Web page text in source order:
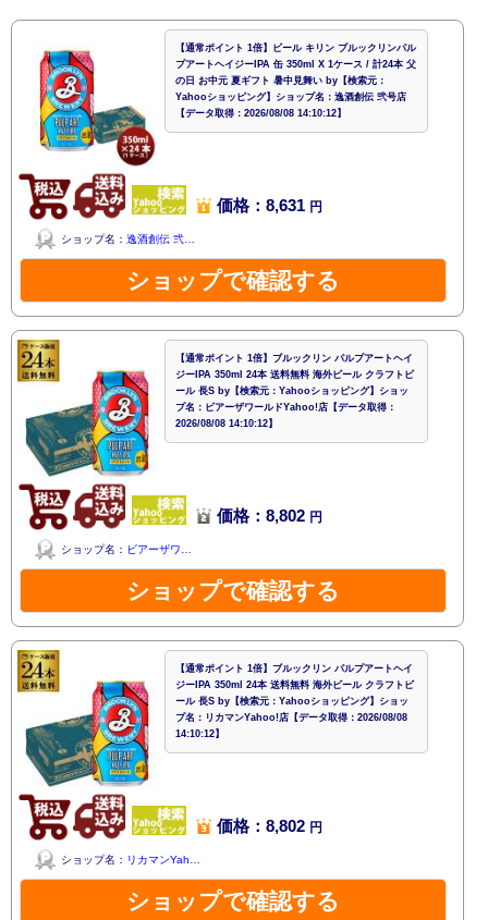
【通常ポイント 1倍】ビール キリン ブルックリンパル
プアートヘイジーIPA 缶 350ml X 1ケース / 計24本 父
の日 お中元 夏ギフト 暑中見舞い by【検索元：
Yahooショッピング】ショップ名：逸酒創伝 弐号店
【データ取得：2026/08/08 14:10:12】
価格：8,631 円
ショップ名： 逸酒創伝 弐…
ショップで確認する
【通常ポイント 1倍】ブルックリン パルプアートヘイ
ジーIPA 350ml 24本 送料無料 海外ビール クラフトビ
ール 長S by【検索元：Yahooショッピング】ショッ
プ名：ビアーザワールドYahoo!店【データ取得：
2026/08/08 14:10:12】
価格：8,802 円
ショップ名： ビアーザワ…
ショップで確認する
【通常ポイント 1倍】ブルックリン パルプアートヘイ
ジーIPA 350ml 24本 送料無料 海外ビール クラフトビ
ール 長S by【検索元：Yahooショッピング】ショッ
プ名：リカマンYahoo!店【データ取得：2026/08/08
14:10:12】
価格：8,802 円
ショップ名： リカマンYah…
ショップで確認する